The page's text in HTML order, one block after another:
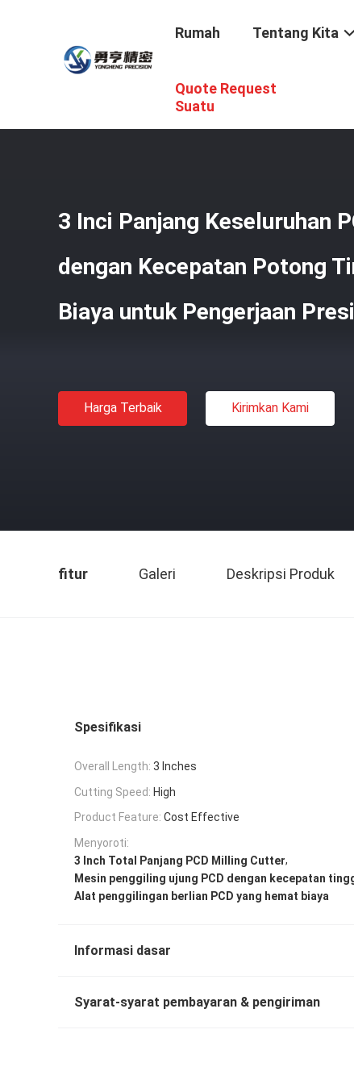
Rumah Tentang Kita
Quote Request
Suatu
PCD Milling Cutter / 3 Inci Panjang
3 Inci Panjang Keseluruhan
dengan Kecepatan Potong
Biaya untuk Pengerjaan
Harga Terbaik Kirimkan Kami
fitur Galeri Deskripsi Produk
Spesifikasi
Overall Length: 3 Inches
Cutting Speed: High
Product Feature: Cost Effective
Menyoroti:
3 Inch Total Panjang PCD Milling Cutter,
Mesin penggiling ujung PCD dengan kecepatan
Alat penggilingan berlian PCD yang hemat biaya
Informasi dasar
Syarat-syarat pembayaran & pengiriman